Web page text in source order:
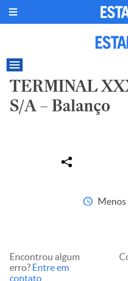
TERMINAL
S/A – Balanço
Encontrou algum
erro? Entre em
contato